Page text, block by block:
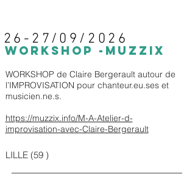
26-27/09/2026
WORKSHOP -MUZZIX
WORKSHOP de Claire Bergerault autour de
l’IMPROVISATION pour chanteur.eu.ses et
musicien.ne.s.
https://muzzix.info/M-A-Atelier-d-
improvisation-avec-Claire-Bergerault
LILLE (59 )